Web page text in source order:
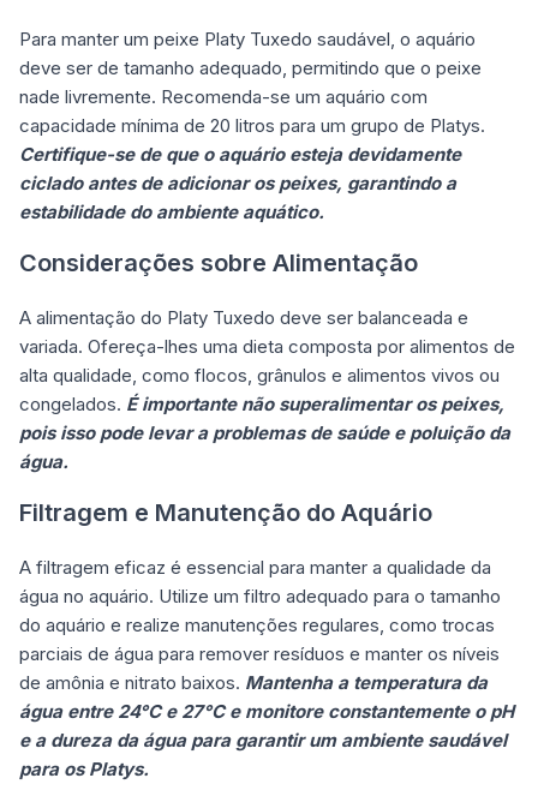
Para manter um peixe Platy Tuxedo saudável, o aquário
deve ser de tamanho adequado, permitindo que o peixe
nade livremente. Recomenda-se um aquário com
capacidade mínima de 20 litros para um grupo de Platys.
Certifique-se de que o aquário esteja devidamente
ciclado antes de adicionar os peixes, garantindo a
estabilidade do ambiente aquático.
Considerações sobre Alimentação
A alimentação do Platy Tuxedo deve ser balanceada e
variada. Ofereça-lhes uma dieta composta por alimentos de
alta qualidade, como flocos, grânulos e alimentos vivos ou
congelados. É importante não superalimentar os peixes,
pois isso pode levar a problemas de saúde e poluição da
água.
Filtragem e Manutenção do Aquário
A filtragem eficaz é essencial para manter a qualidade da
água no aquário. Utilize um filtro adequado para o tamanho
do aquário e realize manutenções regulares, como trocas
parciais de água para remover resíduos e manter os níveis
de amônia e nitrato baixos. Mantenha a temperatura da
água entre 24°C e 27°C e monitore constantemente o pH
e a dureza da água para garantir um ambiente saudável
para os Platys.